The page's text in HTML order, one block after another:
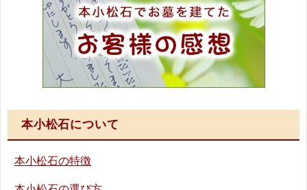
本小松石について
本小松石の特徴